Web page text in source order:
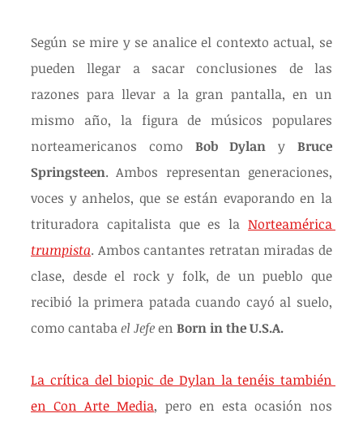
Según se mire y se analice el contexto actual, se
pueden llegar a sacar conclusiones de las
razones para llevar a la gran pantalla, en un
mismo año, la figura de músicos populares
norteamericanos como Bob Dylan y Bruce
Springsteen. Ambos representan generaciones,
voces y anhelos, que se están evaporando en la
trituradora capitalista que es la
trumpista. Ambos cantantes retratan miradas de
clase, desde el rock y folk, de un pueblo que
recibió la primera patada cuando cayó al suelo,
como cantaba el Jefe en Born in the U.S.A.
La crítica del biopic de Dylan la tenéis también
en Con Arte Media, pero en esta ocasión nos